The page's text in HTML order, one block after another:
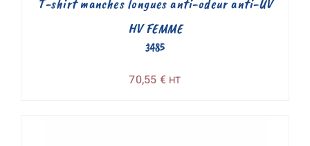
3485
T-shirt manches longues anti-odeur anti-UV
HV FEMME
70,55 € HT